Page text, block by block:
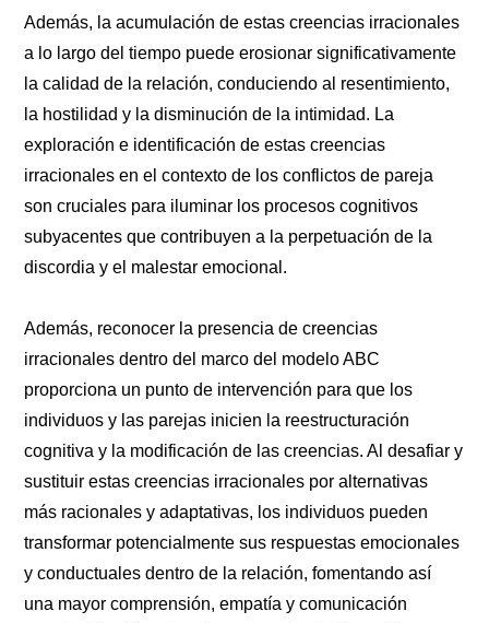
Además, la acumulación de estas creencias irracionales
a lo largo del tiempo puede erosionar significativamente
la calidad de la relación, conduciendo al resentimiento,
la hostilidad y la disminución de la intimidad. La
exploración e identificación de estas creencias
irracionales en el contexto de los conflictos de pareja
son cruciales para iluminar los procesos cognitivos
subyacentes que contribuyen a la perpetuación de la
discordia y el malestar emocional.
Además, reconocer la presencia de creencias
irracionales dentro del marco del modelo ABC
proporciona un punto de intervención para que los
individuos y las parejas inicien la reestructuración
cognitiva y la modificación de las creencias. Al desafiar y
sustituir estas creencias irracionales por alternativas
más racionales y adaptativas, los individuos pueden
transformar potencialmente sus respuestas emocionales
y conductuales dentro de la relación, fomentando así
una mayor comprensión, empatía y comunicación